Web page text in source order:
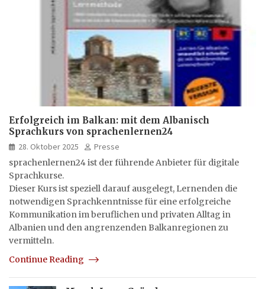
Erfolgreich im Balkan: mit dem Albanisch
Sprachkurs von sprachenlernen24
28. Oktober 2025
Presse
sprachenlernen24 ist der führende Anbieter für digitale
Sprachkurse.
Dieser Kurs ist speziell darauf ausgelegt, Lernenden die
notwendigen Sprachkenntnisse für eine erfolgreiche
Kommunikation im beruflichen und privaten Alltag in
Albanien und den angrenzenden Balkanregionen zu
vermitteln.
Continue Reading